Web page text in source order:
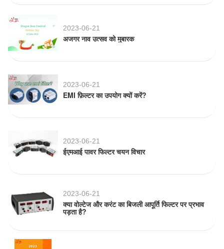
2023-06-21
अजगर नाव उत्सव को मुबारक
2023-06-21
EMI फ़िल्टर का उपयोग क्यों करें?
2023-06-21
ईएमआई पावर फिल्टर चयन विचार
2023-06-21
क्या वोल्टेज और करंट का बिजली आपूर्ति फिल्टर पर प्रभाव
पड़ता है?